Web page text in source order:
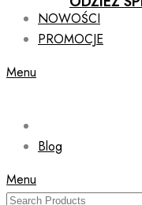
NOWOŚCI
PROMOCJE
Menu
Blog
Menu